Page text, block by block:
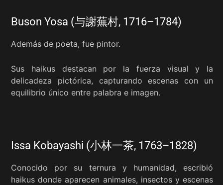
Buson Yosa (与謝蕪村, 1716–1784)
Además de poeta, fue pintor.
Sus haikus destacan por la fuerza visual y la
delicadeza pictórica, capturando escenas con un
equilibrio único entre palabra e imagen.
Issa Kobayashi (小林一茶, 1763–1828)
Conocido por su ternura y humanidad, escribió
haikus donde aparecen animales, insectos y escenas